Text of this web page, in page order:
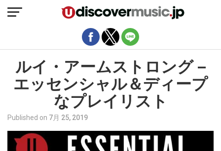
ルイ・アームストロング –
エッセンシャル＆ディープ
なプレイリスト
Published on 7月 25, 2019
モバイルバージョンを終了